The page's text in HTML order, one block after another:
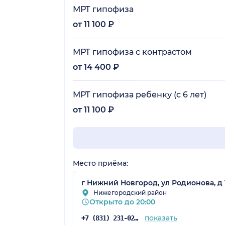
МРТ гипофиза
от 11 100 ₽
МРТ гипофиза с контрастом
от 14 400 ₽
МРТ гипофиза ребенку (с 6 лет)
от 11 100 ₽
Место приёма:
г Нижний Новгород, ул Родионова, д
Нижегородский район
Открыто до 20:00
+7 (831) 231-02-35 показать